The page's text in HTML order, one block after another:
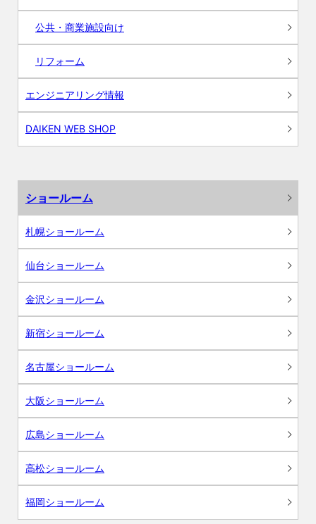
公共・商業施設向け
リフォーム
エンジニアリング情報
DAIKEN WEB SHOP
ショールーム
札幌ショールーム
仙台ショールーム
金沢ショールーム
新宿ショールーム
名古屋ショールーム
大阪ショールーム
広島ショールーム
高松ショールーム
福岡ショールーム